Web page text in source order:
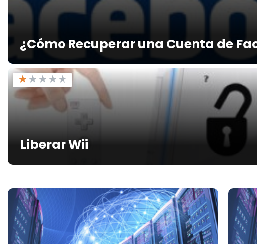
¿Cómo Recuperar una Cuenta de
★★★★★
Liberar Wii